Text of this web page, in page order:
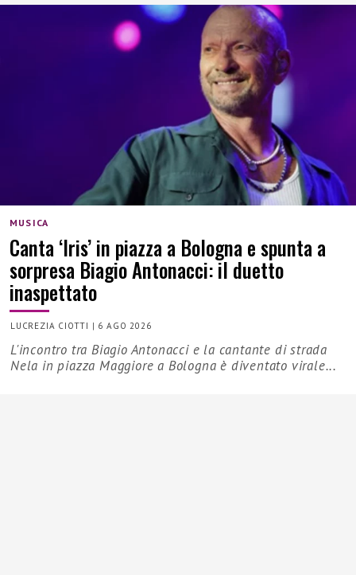
MUSICA
Canta ‘Iris’ in piazza a Bologna e spunta a
sorpresa Biagio Antonacci: il duetto
inaspettato
LUCREZIA CIOTTI | 6 AGO 2026
L'incontro tra Biagio Antonacci e la cantante di strada
Nela in piazza Maggiore a Bologna è diventato virale...